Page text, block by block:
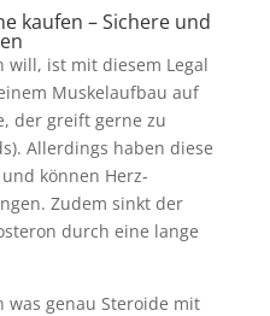
kaufen – Sichere und
will, ist mit diesem Legal
Muskelaufbau auf
der greift gerne zu
Allerdings haben diese
können Herz-
Zudem sinkt der
durch eine lange
was genau Steroide mit